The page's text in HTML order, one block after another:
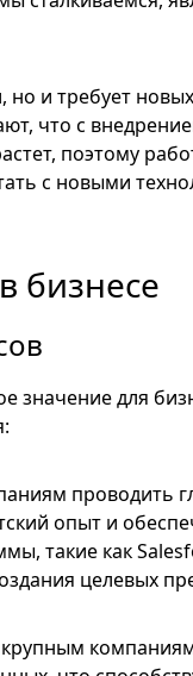
но и требует
что с
поэтому
с новыми
бизнесе
значение для
проводить
опыт и
такие как
целевых
крупным